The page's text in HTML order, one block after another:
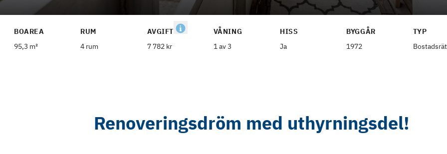
BOAREA
95,3 m²
RUM
4 rum
AVGIFT
7 782 kr
VÅNING
1 av 3
HISS
Ja
BYGGÅR
1972
TYP
Renoveringsdröm med uthyrningsdel!